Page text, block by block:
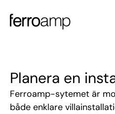
Planera en
Ferroamp-sytemet är
både enklare